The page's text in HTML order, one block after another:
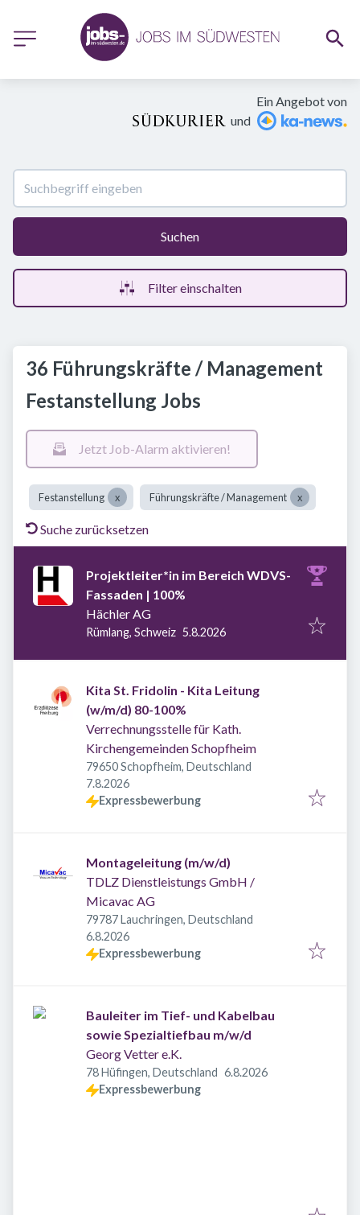
Ein Angebot von
und
Suchen
Filter einschalten
36 Führungskräfte / Management
Festanstellung Jobs
Jetzt Job-Alarm aktivieren!
Festanstellung Führungskräfte / Management
Suche zurücksetzen
Projektleiter*in im Bereich WDVS-
Fassaden | 100%
Hächler AG
Rümlang, Schweiz Veröffentlicht
5.8.2026
Kita St. Fridolin - Kita Leitung
(w/m/d) 80-100%
Verrechnungsstelle für Kath.
Kirchengemeinden Schopfheim
79650 Schopfheim, Deutschland
Veröffentlicht
7.8.2026
Expressbewerbung
Montageleitung (m/w/d)
TDLZ Dienstleistungs GmbH /
Micavac AG
79787 Lauchringen, Deutschland
Veröffentlicht
6.8.2026
Expressbewerbung
Bauleiter im Tief- und Kabelbau
sowie Spezialtiefbau m/w/d
Georg Vetter e.K.
78 Hüfingen, Deutschland Veröffentlicht
6.8.2026
Expressbewerbung